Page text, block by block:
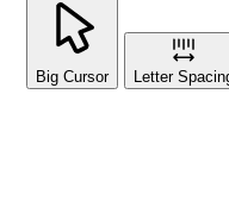
Big Cursor Letter